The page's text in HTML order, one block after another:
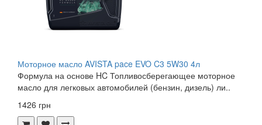
Моторное масло AVISTA pace EVO C3 5W30 4л
Формула на основе HC Топливосберегающее моторное
масло для легковых автомобилей (бензин, дизель) ли..
1426 грн